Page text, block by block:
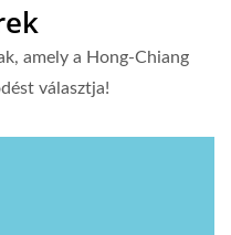
amely a Hong-Chiang
választja!